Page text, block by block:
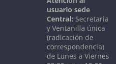
usuario sede
Central: Secretaria
y Ventanilla única
(radicación de
correspondencia)
de Lunes a Viernes